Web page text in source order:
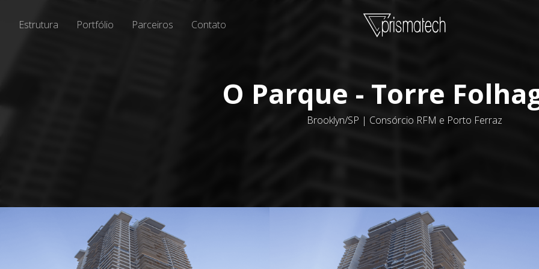
Estrutura Portfólio Parceiros Contato
O Parque - Torre
Brooklyn/SP | Consórcio RFM e Porto Ferraz